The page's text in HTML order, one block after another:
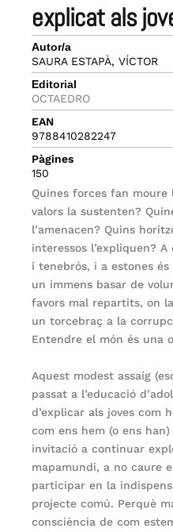
explicat als
Autor/a
SAURA ESTAPÀ, VÍCTOR
Editorial
OCTAEDRO
EAN
9788410282247
Pàgines
150
Quines forces fan
valors la sustenten?
l’amenacen? Quins
interessos l’expliquen?
i tenebrós, i a estones
un immens basar de
favors mal repartits, on
un torcebraç a la
Entendre el món és una
Aquest modest assaig
passat a l’educació
d’explicar als joves com
com ens hem (o ens
invitació a continuar
mapamundi, a no caure
participar en la
projecte comú. Perquè
consciència de com